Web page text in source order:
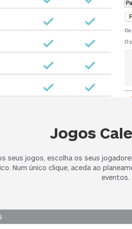
Jogos
seus jogos, escolha os seus
Num único clique, aceda ao
eventos.